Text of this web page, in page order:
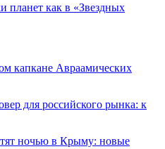
планет как в «Звездных
капкане Авраамических
для российского рынка: к
ночью в Крыму: новые